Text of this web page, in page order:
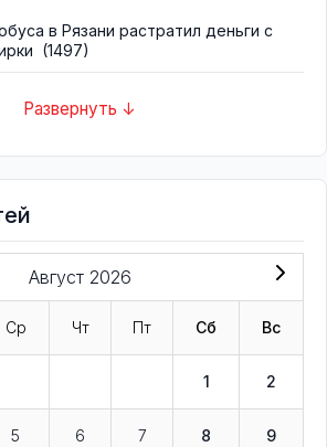
в Рязани растратил деньги с
(1497)
Развернуть ↓
Август 2026
Ср Чт Пт Сб Вс
1 2
5 6 7 8 9